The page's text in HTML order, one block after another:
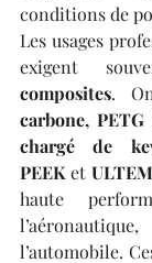
conditions de
Les usages
exigent
composites.
carbone,
chargé de
PEEK et ULTEM
haute
l’automobile.